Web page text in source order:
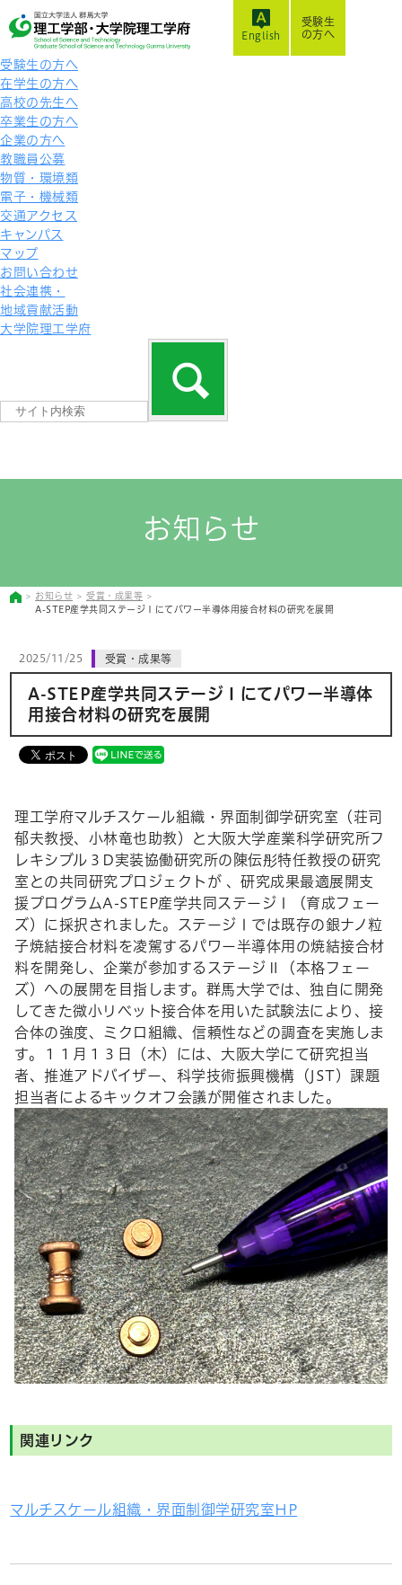
受験生
の方へ
受験生の方へ
在学生の方へ
高校の先生へ
卒業生の方へ
企業の方へ
教職員公募
物質・環境類
電子・機械類
交通アクセス
キャンパス
マップ
お問い合わせ
社会連携・
地域貢献活動
大学院理工学府
English
お知らせ
お知らせ
受賞・成果等
A-STEP産学共同ステージⅠにてパワー半導体用接合材料の研究を展開
2025/11/25 受賞・成果等
A-STEP産学共同ステージⅠにてパワー半導体
用接合材料の研究を展開
理工学府マルチスケール組織・界面制御学研究室（荘司
郁夫教授、小林竜也助教）と大阪大学産業科学研究所フ
レキシブル３D実装協働研究所の陳伝彤特任教授の研究
室との共同研究プロジェクトが 、研究成果最適展開支
援プログラムA-STEP産学共同ステージⅠ（育成フェー
ズ）に採択されました。ステージⅠでは既存の銀ナノ粒
子焼結接合材料を凌駕するパワー半導体用の焼結接合材
料を開発し、企業が参加するステージⅡ（本格フェー
ズ）への展開を目指します。群馬大学では、独自に開発
してきた微小リベット接合体を用いた試験法により、接
合体の強度、ミクロ組織、信頼性などの調査を実施しま
す。１１月１３日（木）には、大阪大学にて研究担当
者、推進アドバイザー、科学技術振興機構（JST）課題
担当者によるキックオフ会議が開催されました。
関連リンク
マルチスケール組織・界面制御学研究室HP